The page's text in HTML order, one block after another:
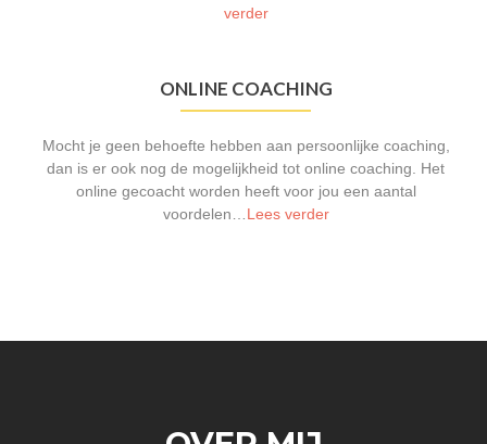
verder
ONLINE COACHING
Mocht je geen behoefte hebben aan persoonlijke coaching,
dan is er ook nog de mogelijkheid tot online coaching. Het
online gecoacht worden heeft voor jou een aantal
voordelen… Lees verder